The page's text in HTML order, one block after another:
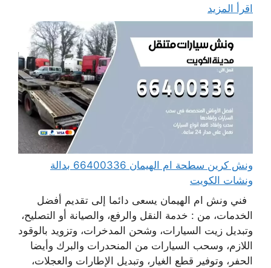
اقرأ المزيد
ونش كرين سطحة ام الهيمان 66400336 بدالة
ونشات الكويت
فني ونش ام الهيمان يسعى دائما إلى تقديم أفضل
الخدمات، من : خدمة النقل والرفع، والصيانة أو التصليح،
وتبديل زيت السيارات، وشحن المدخرات، وتزويد بالوقود
اللازم، وسحب السيارات من المنحدرات والبرك وأيضا
الحفر، وتوفير قطع الغيار، وتبديل الإطارات والعجلات،